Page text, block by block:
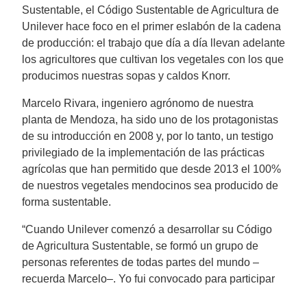
Sustentable, el Código Sustentable de Agricultura de
Unilever hace foco en el primer eslabón de la cadena
de producción: el trabajo que día a día llevan adelante
los agricultores que cultivan los vegetales con los que
producimos nuestras sopas y caldos Knorr.
Marcelo Rivara, ingeniero agrónomo de nuestra
planta de Mendoza, ha sido uno de los protagonistas
de su introducción en 2008 y, por lo tanto, un testigo
privilegiado de la implementación de las prácticas
agrícolas que han permitido que desde 2013 el 100%
de nuestros vegetales mendocinos sea producido de
forma sustentable.
“Cuando Unilever comenzó a desarrollar su Código
de Agricultura Sustentable, se formó un grupo de
personas referentes de todas partes del mundo –
recuerda Marcelo–. Yo fui convocado para participar